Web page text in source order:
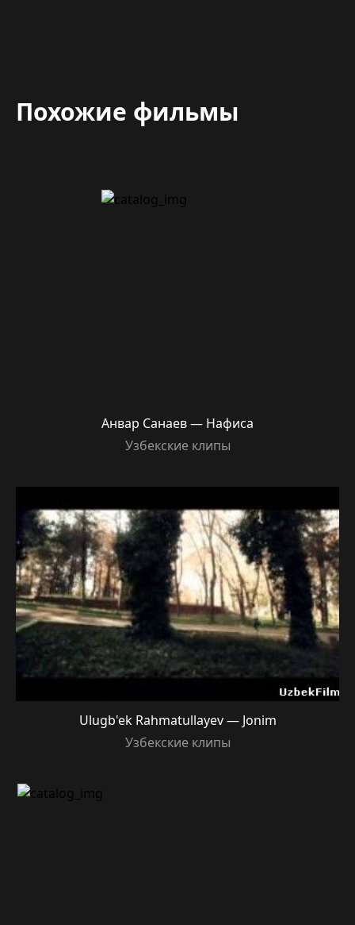
Похожие фильмы
Анвар Санаев — Нафиса
Узбекские клипы
Ulugb'ek Rahmatullayev — Jonim
Узбекские клипы